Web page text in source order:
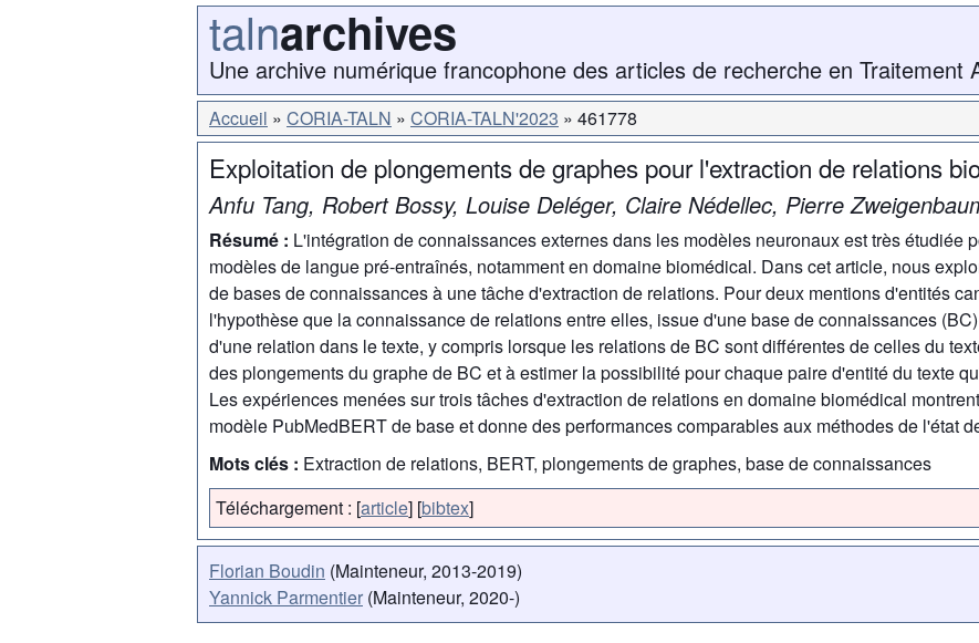
talnarchives
Une archive numérique francophone des articles de recherche en Traitement
Accueil CORIA-TALN CORIA-TALN'2023 461778
Exploitation de plongements de graphes pour l'extraction de relations
Anfu Tang, Robert Bossy, Louise Deléger, Claire Nédellec, Pierre
Résumé : L'intégration de connaissances externes dans les modèles neuronaux est très étudiée
modèles de langue pré-entraînés, notamment en domaine biomédical. Dans cet article, nous
de bases de connaissances à une tâche d'extraction de relations. Pour deux mentions d'entités
l'hypothèse que la connaissance de relations entre elles, issue d'une base de connaissances
d'une relation dans le texte, y compris lorsque les relations de BC sont différentes de celles du
des plongements du graphe de BC et à estimer la possibilité pour chaque paire d'entité du texte
Les expériences menées sur trois tâches d'extraction de relations en domaine biomédical
modèle PubMedBERT de base et donne des performances comparables aux méthodes de l'état
Mots clés : Extraction de relations, BERT, plongements de graphes, base de connaissances
Téléchargement : [article] [bibtex]
Florian Boudin (Mainteneur, 2013-2019)
Yannick Parmentier (Mainteneur, 2020-)